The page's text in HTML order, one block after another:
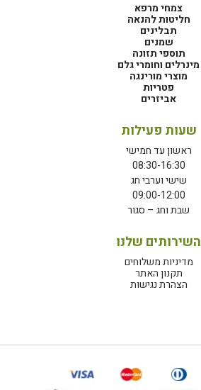
צמחי מרפא
חליטות להנאה
תבלינים
שמנים
תוספי תזונה
מינרלים וחומרי גלם
מוצרי מורינגה
פטריות
אביזרים
שעות פעילות
ראשון עד חמישי
08:30-16:30
שישי וערבי חג
09:00-12:00
שבת וחג – סגור
השירותים שלנו
מדיניות משלוחים
תקנון האתר
הצהרת נגישות